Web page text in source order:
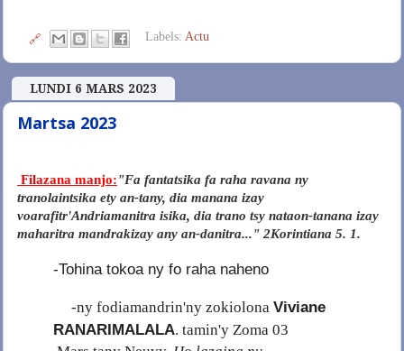
🔗 Labels: Actu
LUNDI 6 MARS 2023
Martsa 2023
Filazana manjo:"Fa fantatsika fa raha ravana ny
tranolaintsika ety an-tany, dia manana izay
voarafitr'Andriamanitra isika, dia trano tsy nataon-tanana izay
maharitra mandrakizay any an-danitra..." 2Korintiana 5. 1.
-Tohina tokoa ny fo raha naheno
-ny fodiamandrin'ny zokiolona Viviane
RANARIMALALA. tamin'y Zoma 03